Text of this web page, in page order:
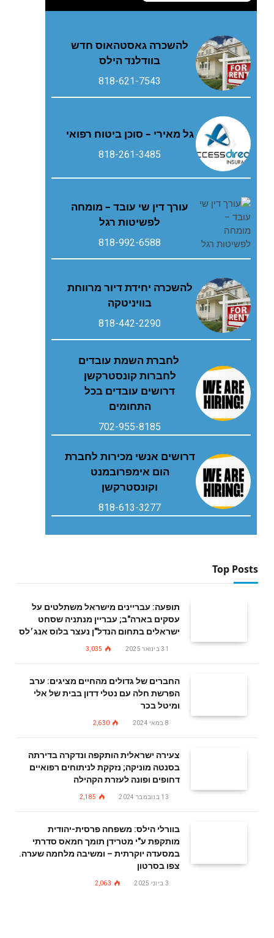
להשכרה גאסטהאוס חדש
בוודלנד הילס
818-621-7543
גל מאירי – סוכן ביטוח רפואי
818-261-3485
עורך דין שי עובד – מומחה
לפשיטות רגל
818-992-6588
להשכרה יחידת דיור מרווחת
בוויניטקה
818-442-2290
לחברת השמת עובדים
לחברות קונסטרקשן
דרושים עובדים בכל
התחומים
702-955-8185
דרושים אנשי מכירות לחברת
הום אימפרובמנט
וקונסטרקשן
818-613-3277
Top Posts
תופעה: עבריינים מישראל משתלטים על
עסקים בארה"ב; עבריין מנתניה שסחט
ישראלים בתחום הנדל"ן נעצר בלוס אנג׳לס
31 בינואר 2025 3,035
החברים של גדולים מהחיים מציגים: ערב
הפרשת חלה עם נטלי דדון בבית של אלי
ומיטל בכר
8 במאי 2024 2,630
צעירה ישראלית הותקפה ונדקרה בדירתה
בסנטה מוניקה; נזקקת לניתוחים רפואיים
דחופים ופונה לעזרת הקהילה
13 בנובמבר 2024 2,185
בוורלי הילס: משפחה פרסית-יהודית
מותקפת ע"י מטרידן תומך חמאס סדרתי
במסעדה יוקרתית – ומשיבה מלחמה שערה.
צפו בסרטון
3 ביוני 2025 2,063